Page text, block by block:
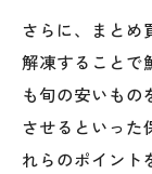
さらに、まとめ
解凍することで
も旬の安いもの
させるといった
れらのポイント